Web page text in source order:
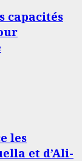
capacités
les
et d’Ali-